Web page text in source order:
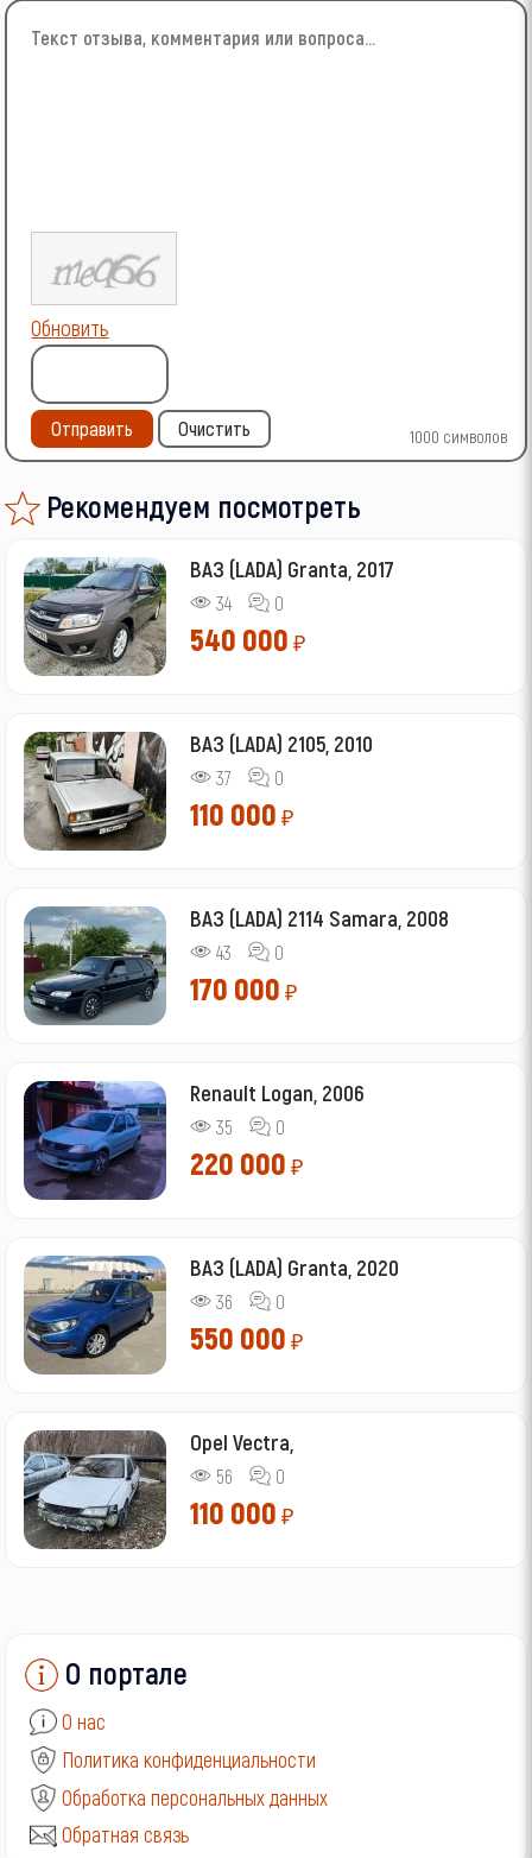
1000 символов
Обновить
Отправить Очистить
Рекомендуем посмотреть
ВАЗ (LADA) Granta, 2017
34 0
540 000 ₽
ВАЗ (LADA) 2105, 2010
37 0
110 000 ₽
ВАЗ (LADA) 2114 Samara, 2008
43 0
170 000 ₽
Renault Logan, 2006
35 0
220 000 ₽
ВАЗ (LADA) Granta, 2020
36 0
550 000 ₽
Opel Vectra,
56 0
110 000 ₽
О портале
О нас
Политика конфиденциальности
Обработка персональных данных
Обратная связь